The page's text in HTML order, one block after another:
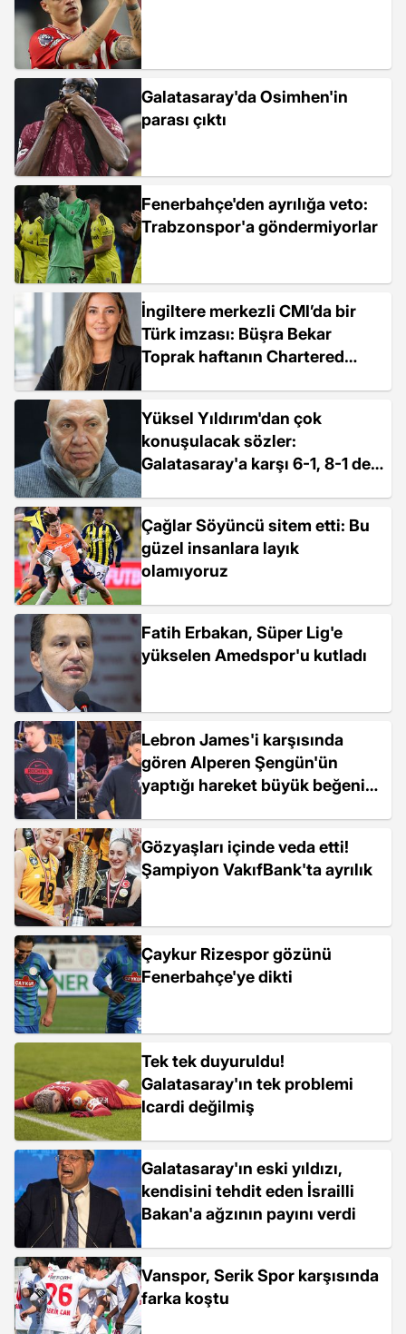
Galatasaray'da Osimhen'in
parası çıktı
Fenerbahçe'den ayrılığa veto:
Trabzonspor'a göndermiyorlar
İngiltere merkezli CMI’da bir
Türk imzası: Büşra Bekar
Toprak haftanın Chartered
Yüksel Yıldırım'dan çok
konuşulacak sözler:
Galatasaray'a karşı 6-1, 8-1 de
Çağlar Söyüncü sitem etti: Bu
güzel insanlara layık
olamıyoruz
Fatih Erbakan, Süper Lig'e
yükselen Amedspor'u kutladı
Lebron James'i karşısında
gören Alperen Şengün'ün
yaptığı hareket büyük beğeni
Gözyaşları içinde veda etti!
Şampiyon VakıfBank'ta ayrılık
Çaykur Rizespor gözünü
Fenerbahçe'ye dikti
Tek tek duyuruldu!
Galatasaray'ın tek problemi
Icardi değilmiş
Galatasaray'ın eski yıldızı,
kendisini tehdit eden İsrailli
Bakan'a ağzının payını verdi
Vanspor, Serik Spor karşısında
farka koştu